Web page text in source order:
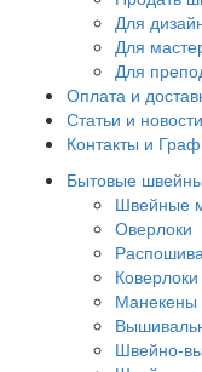
Для
Для
Для
Оплата и
Статьи и новости
Контакты и
Бытовые
Швейные
Оверлоки
Коверлоки
Манекены
Швейно-